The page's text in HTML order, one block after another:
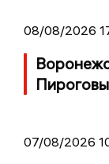
08/08/2026
07/08/2026